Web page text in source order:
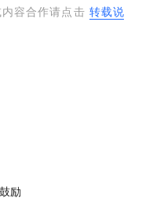
容合作请点击 转载说
励